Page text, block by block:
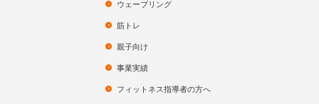
ウェーブリング
筋トレ
親子向け
事業実績
フィットネス指導者の方へ